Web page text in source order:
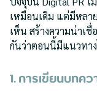
เหมือนเดิม แต่มีหลา
เห็น สร้างความน่าเ
กันว่าตอนนี้มีแนวทา
1. การเขียนบทค